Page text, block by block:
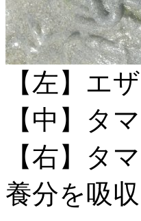
【左】エ
【中】タ
【右】タ
養分を吸